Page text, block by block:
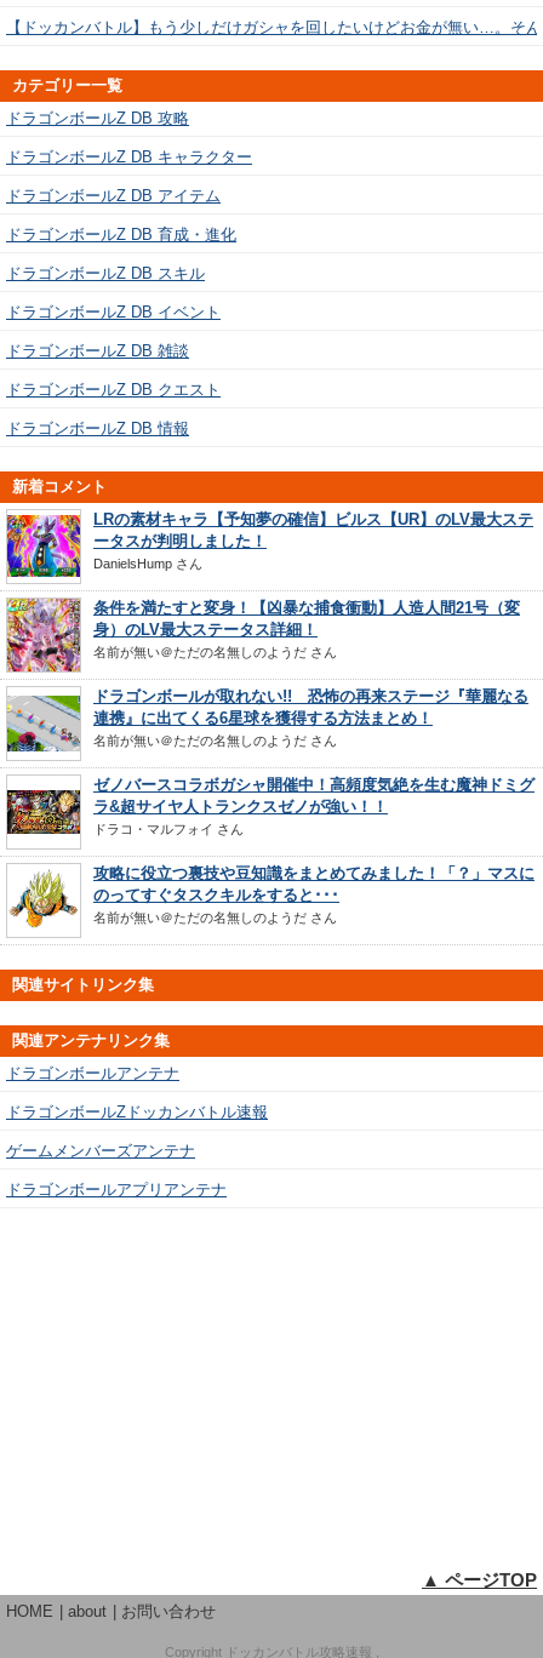
【ドッカンバトル】もう少しだけガシャを回したいけどお金が無い…。そ
カテゴリー一覧
ドラゴンボールZ DB 攻略
ドラゴンボールZ DB キャラクター
ドラゴンボールZ DB アイテム
ドラゴンボールZ DB 育成・進化
ドラゴンボールZ DB スキル
ドラゴンボールZ DB イベント
ドラゴンボールZ DB 雑談
ドラゴンボールZ DB クエスト
ドラゴンボールZ DB 情報
新着コメント
LRの素材キャラ【予知夢の確信】ビルス【UR】のLV最大ステ
ータスが判明しました！
DanielsHump さん
条件を満たすと変身！【凶暴な捕食衝動】人造人間21号（変
身）のLV最大ステータス詳細！
名前が無い＠ただの名無しのようだ さん
ドラゴンボールが取れない!! 恐怖の再来ステージ『華麗なる
連携』に出てくる6星球を獲得する方法まとめ！
名前が無い＠ただの名無しのようだ さん
ゼノバースコラボガシャ開催中！高頻度気絶を生む魔神ドミグ
ラ&超サイヤ人トランクスゼノが強い！！
ドラコ・マルフォイ さん
攻略に役立つ裏技や豆知識をまとめてみました！「？」マスに
のってすぐタスクキルをすると･･･
名前が無い＠ただの名無しのようだ さん
関連サイトリンク集
関連アンテナリンク集
ドラゴンボールアンテナ
ドラゴンボールZドッカンバトル速報
ゲームメンバーズアンテナ
ドラゴンボールアプリアンテナ
▲ ページTOP
HOME about お問い合わせ
Copyright ドッカンバトル攻略速報